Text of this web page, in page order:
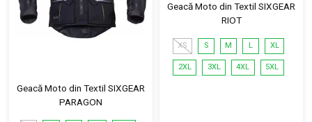
Geacă Moto din Textil SIXGEAR
PARAGON
Geacă Moto din Textil SIXGEAR
RIOT
XS S M L XL
2XL 3XL 4XL 5XL